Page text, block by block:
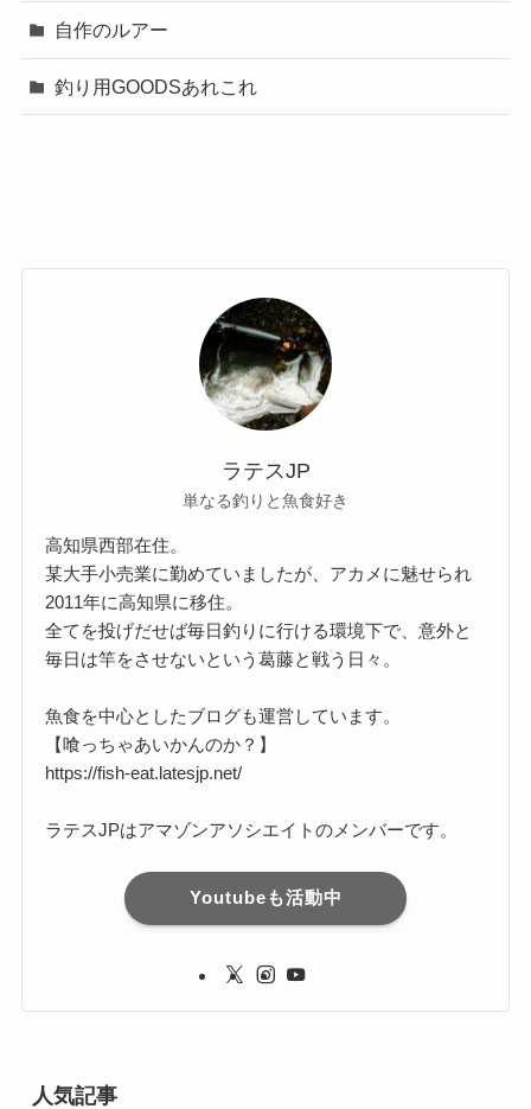
自作のルアー
釣り用GOODSあれこれ
ラテスJP
単なる釣りと魚食好き
高知県西部在住。
某大手小売業に勤めていましたが、アカメに魅せられ
2011年に高知県に移住。
全てを投げだせば毎日釣りに行ける環境下で、意外と
毎日は竿をさせないという葛藤と戦う日々。
魚食を中心としたブログも運営しています。
【喰っちゃあいかんのか？】
https://fish-eat.latesjp.net/
ラテスJPはアマゾンアソシエイトのメンバーです。
Youtubeも活動中
人気記事